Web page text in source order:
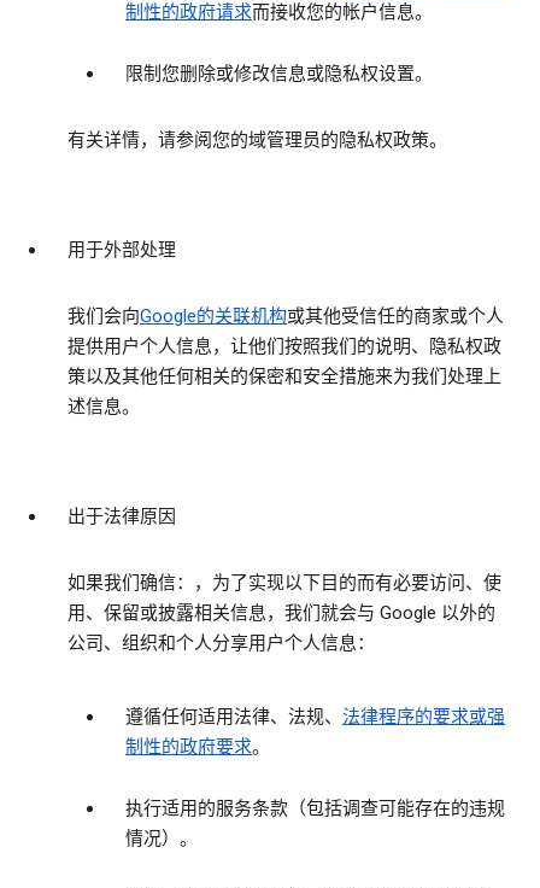
制性的政府请求而接收您的帐户信息。
限制您删除或修改信息或隐私权设置。
有关详情，请参阅您的域管理员的隐私权政策。
用于外部处理
我们会向Google的关联机构或其他受信任的商家或个人
提供用户个人信息，让他们按照我们的说明、隐私权政
策以及其他任何相关的保密和安全措施来为我们处理上
述信息。
出于法律原因
如果我们确信：，为了实现以下目的而有必要访问、使
用、保留或披露相关信息，我们就会与 Google 以外的
公司、组织和个人分享用户个人信息：
遵循任何适用法律、法规、 法律程序的要求或强
制性的政府要求。
执行适用的服务条款（包括调查可能存在的违规
情况）。